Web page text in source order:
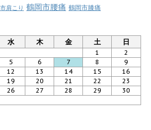
肩こり 鶴岡市腰痛 鶴岡市膝痛
水 木 金 土 日
1
2
5 6 7 8
9
12 13 14 15
16
19 20 21 22
23
26 27 28 29
30